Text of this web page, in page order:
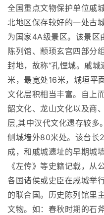
全国重点文物保护单位戚
北地区保存较好的一处古
为国家4A级景区。该景区
陈列馆、颛顼玄宫四部分
封地，故称“孔悝城。戚
米，最宽处16米，城垣平
文化层积相当丰富。自上
韶文化、龙山文化以及商
层,其中汉代文化遗存较多
侧城墙外80米处。该台长
成，和戚城遗址的早期城
《左传》等史籍记载，从
各国诸侯或史臣在戚城举
的联合国。历史陈列馆里
文物。如：春秋时期的石